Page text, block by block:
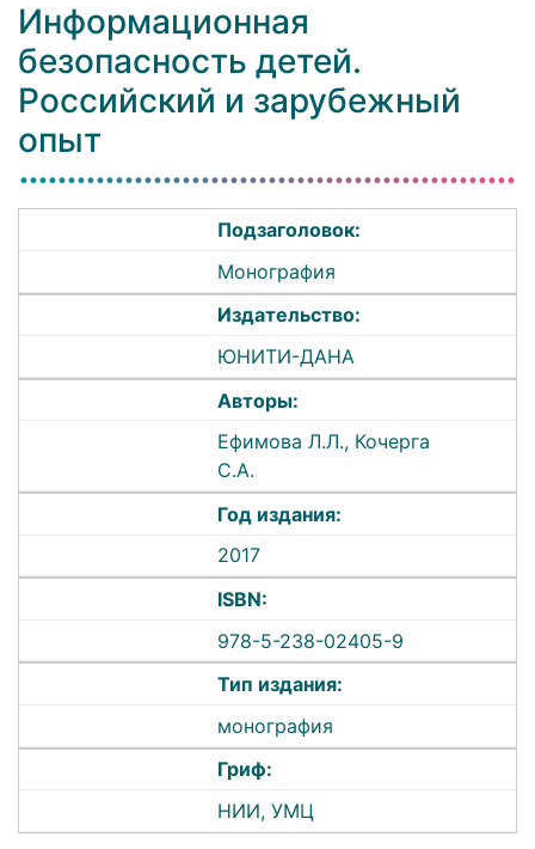
Информационная
безопасность детей.
Российский и зарубежный
опыт
Подзаголовок:
Монография
Издательство:
ЮНИТИ-ДАНА
Авторы:
Ефимова Л.Л., Кочерга
С.А.
Год издания:
2017
ISBN:
978-5-238-02405-9
Тип издания:
монография
Гриф:
НИИ, УМЦ